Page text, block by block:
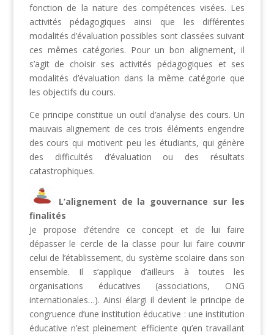
fonction de la nature des compétences visées. Les
activités pédagogiques ainsi que les différentes
modalités d’évaluation possibles sont classées suivant
ces mêmes catégories. Pour un bon alignement, il
s’agit de choisir ses activités pédagogiques et ses
modalités d’évaluation dans la même catégorie que
les objectifs du cours.
Ce principe constitue un outil d’analyse des cours. Un
mauvais alignement de ces trois éléments engendre
des cours qui motivent peu les étudiants, qui génère
des difficultés d’évaluation ou des résultats
catastrophiques.
L’alignement de la gouvernance sur les
finalités
Je propose d’étendre ce concept et de lui faire
dépasser le cercle de la classe pour lui faire couvrir
celui de l’établissement, du système scolaire dans son
ensemble. Il s’applique d’ailleurs à toutes les
organisations éducatives (associations, ONG
internationales…). Ainsi élargi il devient le principe de
congruence d’une institution éducative : une institution
éducative n’est pleinement efficiente qu’en travaillant